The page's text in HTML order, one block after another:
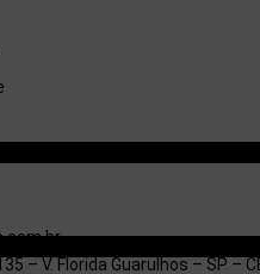
– V. Florida Guarulhos – SP –